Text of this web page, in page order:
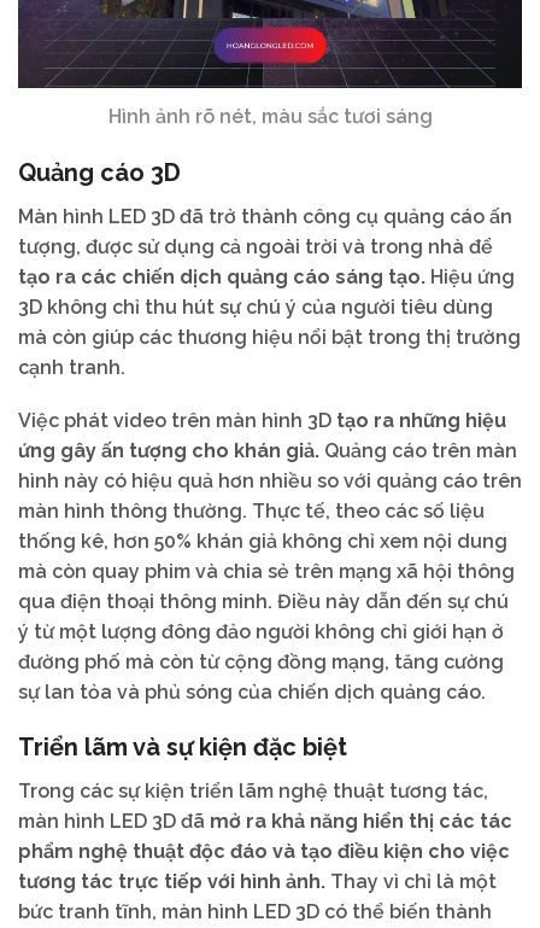
Hình ảnh rõ nét, màu sắc tươi sáng
Quảng cáo 3D
Màn hình LED 3D đã trở thành công cụ quảng cáo ấn
tượng, được sử dụng cả ngoài trời và trong nhà để
tạo ra các chiến dịch quảng cáo sáng tạo. Hiệu ứng
3D không chỉ thu hút sự chú ý của người tiêu dùng
mà còn giúp các thương hiệu nổi bật trong thị trường
cạnh tranh.
Việc phát video trên màn hình 3D tạo ra những hiệu
ứng gây ấn tượng cho khán giả. Quảng cáo trên màn
hình này có hiệu quả hơn nhiều so với quảng cáo trên
màn hình thông thường. Thực tế, theo các số liệu
thống kê, hơn 50% khán giả không chỉ xem nội dung
mà còn quay phim và chia sẻ trên mạng xã hội thông
qua điện thoại thông minh. Điều này dẫn đến sự chú
ý từ một lượng đông đảo người không chỉ giới hạn ở
đường phố mà còn từ cộng đồng mạng, tăng cường
sự lan tỏa và phủ sóng của chiến dịch quảng cáo.
Triển lãm và sự kiện đặc biệt
Trong các sự kiện triển lãm nghệ thuật tương tác,
màn hình LED 3D đã mở ra khả năng hiển thị các tác
phẩm nghệ thuật độc đáo và tạo điều kiện cho việc
tương tác trực tiếp với hình ảnh. Thay vì chỉ là một
bức tranh tĩnh, màn hình LED 3D có thể biến thành